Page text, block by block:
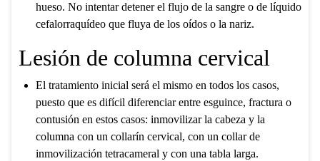
hueso. No intentar detener el flujo de la sangre o de líquido
cefalorraquídeo que fluya de los oídos o la nariz.
Lesión de columna cervical
El tratamiento inicial será el mismo en todos los casos,
puesto que es difícil diferenciar entre esguince, fractura o
contusión en estos casos: inmovilizar la cabeza y la
columna con un collarín cervical, con un collar de
inmovilización tetracameral y con una tabla larga.